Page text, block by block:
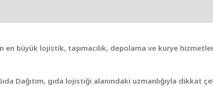
en büyük lojistik, taşımacılık, depolama ve kurye
Dağıtım, gıda lojistiği alanındaki uzmanlığıyla dikkat